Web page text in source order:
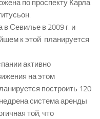
по проспекту Карла
Севилье в 2009 г. и
к этой планируется
активно
на этом
построить 120
система аренды
той, что